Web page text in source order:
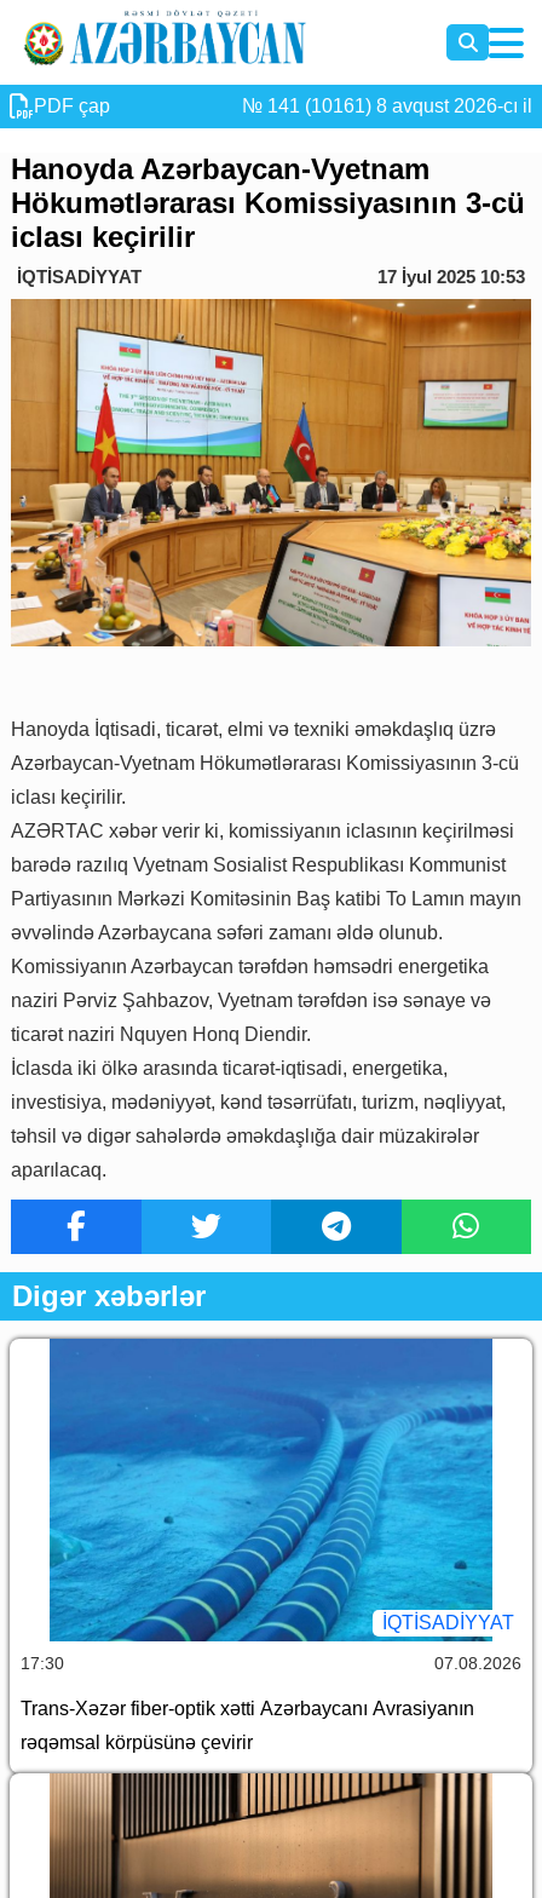
PDF çap № 141 (10161) 8 avqust 2026-cı il
Hanoyda Azərbaycan-Vyetnam
Hökumətlərarası Komissiyasının 3-cü
iclası keçirilir
İQTİSADİYYAT 17 İyul 2025 10:53
Hanoyda İqtisadi, ticarət, elmi və texniki əməkdaşlıq üzrə
Azərbaycan-Vyetnam Hökumətlərarası Komissiyasının 3-cü
iclası keçirilir.
AZƏRTAC xəbər verir ki, komissiyanın iclasının keçirilməsi
barədə razılıq Vyetnam Sosialist Respublikası Kommunist
Partiyasının Mərkəzi Komitəsinin Baş katibi To Lamın mayın
əvvəlində Azərbaycana səfəri zamanı əldə olunub.
Komissiyanın Azərbaycan tərəfdən həmsədri energetika
naziri Pərviz Şahbazov, Vyetnam tərəfdən isə sənaye və
ticarət naziri Nquyen Honq Diendir.
İclasda iki ölkə arasında ticarət-iqtisadi, energetika,
investisiya, mədəniyyət, kənd təsərrüfatı, turizm, nəqliyyat,
təhsil və digər sahələrdə əməkdaşlığa dair müzakirələr
aparılacaq.
Digər xəbərlər
İQTİSADİYYAT
17:30 07.08.2026
Trans-Xəzər fiber-optik xətti Azərbaycanı Avrasiyanın
rəqəmsal körpüsünə çevirir